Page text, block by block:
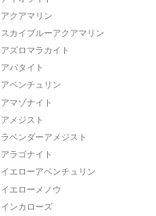
アクアマリン
スカイブルーアクアマリン
アズロマラカイト
アパタイト
アベンチュリン
アマゾナイト
アメジスト
ラベンダーアメジスト
アラゴナイト
イエローアベンチュリン
イエローメノウ
インカローズ